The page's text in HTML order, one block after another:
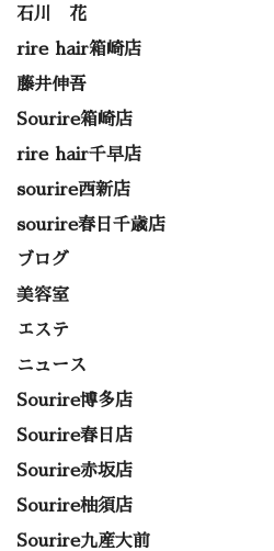
石川 花
rire hair箱崎店
藤井伸吾
Sourire箱崎店
rire hair千早店
sourire西新店
sourire春日千歳店
ブログ
美容室
エステ
ニュース
Sourire博多店
Sourire春日店
Sourire赤坂店
Sourire柚須店
Sourire九産大前